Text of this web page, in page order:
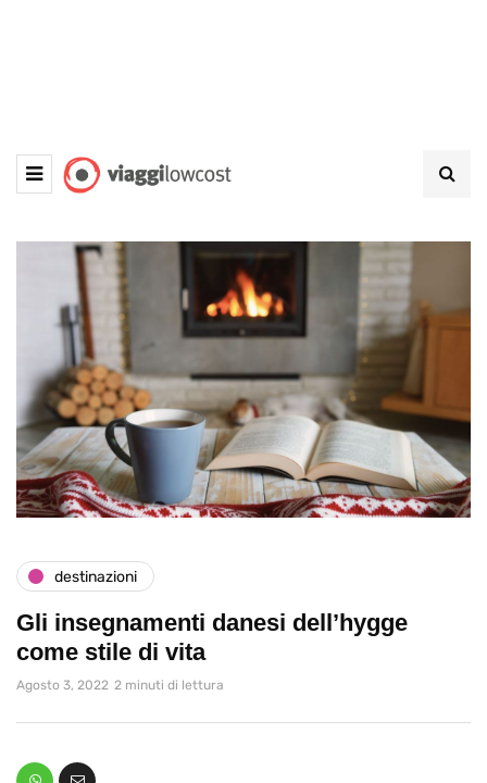
destinazioni
Gli insegnamenti danesi dell’hygge
come stile di vita
Agosto 3, 2022 2 minuti di lettura